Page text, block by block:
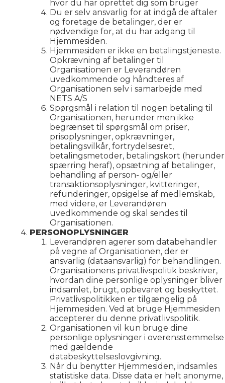
hvor du har oprettet dig som bruger
Du er selv ansvarlig for at indgå de aftaler
og foretage de betalinger, der er
nødvendige for, at du har adgang til
Hjemmesiden.
Hjemmesiden er ikke en betalingstjeneste.
Opkrævning af betalinger til
Organisationen er Leverandøren
uvedkommende og håndteres af
Organisationen selv i samarbejde med
NETS A/S
Spørgsmål i relation til nogen betaling til
Organisationen, herunder men ikke
begrænset til spørgsmål om priser,
prisoplysninger, opkrævninger,
betalingsvilkår, fortrydelsesret,
betalingsmetoder, betalingskort (herunder
spærring heraf), opsætning af betalinger,
behandling af person- og/eller
transaktionsoplysninger, kvitteringer,
refunderinger, opsigelse af medlemskab,
med videre, er Leverandøren
uvedkommende og skal sendes til
Organisationen.
PERSONOPLYSNINGER
Leverandøren agerer som databehandler
på vegne af Organisationen, der er
ansvarlig (dataansvarlig) for behandlingen.
Organisationens privatlivspolitik beskriver,
hvordan dine personlige oplysninger bliver
indsamlet, brugt, opbevaret og beskyttet.
Privatlivspolitikken er tilgængelig på
Hjemmesiden. Ved at bruge Hjemmesiden
accepterer du denne privatlivspolitik.
Organisationen vil kun bruge dine
personlige oplysninger i overensstemmelse
med gældende
databeskyttelseslovgivning.
Når du benytter Hjemmesiden, indsamles
statistiske data. Disse data er helt anonyme,